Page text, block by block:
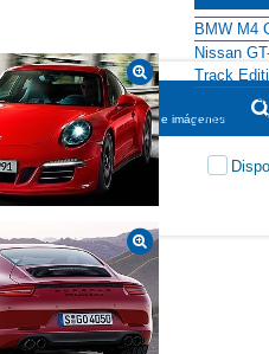
BMW M4
Nissan
Track
Porsche
(2020-